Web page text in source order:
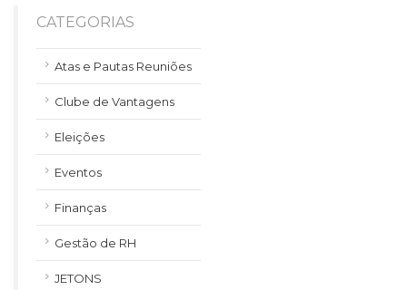
CATEGORIAS
Atas e Pautas Reuniões
Clube de Vantagens
Eleições
Eventos
Finanças
Gestão de RH
JETONS